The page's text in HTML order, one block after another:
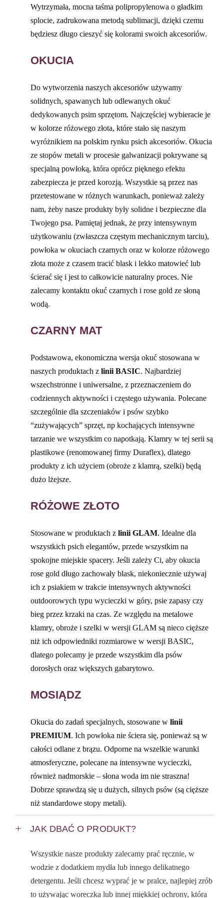
Wytrzymała, mocna taśma polipropylenowa o gładkim
splocie, zadrukowana metodą sublimacji, dzięki czemu
będziesz długo cieszyć się kolorami swoich akcesoriów.
OKUCIA
Do wytworzenia naszych akcesoriów używamy
solidnych, spawanych lub odlewanych okuć
dedykowanych psim sprzętom. Najczęściej wybieracie je
w kolorze różowego złota, które stało się naszym
wyróżnikiem na polskim rynku psich akcesoriów. Okucia
ze stopów metali w procesie galwanizacji pokrywane są
specjalną powłoką, która oprócz pięknego efektu
zabezpiecza je przed korozją. Wszystkie są przez nas
przetestowane w różnych warunkach, ponieważ zależy
nam, żeby nasze produkty były solidne i bezpieczne dla
Twojego psa. Pamiętaj jednak, że przy intensywnym
użytkowaniu (zwłaszcza częstym mechanicznym tarciu),
powłoka w okuciach czarnych oraz w kolorze różowego
złota może z czasem tracić blask i lekko matowieć lub
ścierać się i jest to całkowicie naturalny proces. Nie
zalecamy kontaktu okuć czarnych i rose gold ze słoną
wodą.
CZARNY MAT
Podstawowa, ekonomiczna wersja okuć stosowana w
naszych produktach zlinii BASIC. Najbardziej
wszechstronne i uniwersalne, z przeznaczeniem do
codziennych aktywności i częstego używania. Polecane
szczególnie dla szczeniaków i psów szybko
“zużywających” sprzęt, np kochających intensywne
tarzanie we wszystkim co napotkają. Klamry w tej serii są
plastikowe (renomowanej firmy Duraflex), dlatego
produkty z ich użyciem (obroże z klamrą, szelki) będą
dużo lżejsze.
RÓŻOWE ZŁOTO
Stosowane w produktach zlinii GLAM. Idealne dla
wszystkich psich elegantów, przede wszystkim na
spokojne miejskie spacery. Jeśli zależy Ci, aby okucia
rose gold długo zachowały blask, niekoniecznie używaj
ich z psiakiem w trakcie intensywnych aktywności
outdoorowych typu wycieczki w góry, psie zapasy czy
bieg przez krzaki na czas. Ze względu na metalowe
klamry, obroże i szelki w wersji GLAM są nieco cięższe
niż ich odpowiedniki rozmiarowe w wersji BASIC,
dlatego polecamy je przede wszystkim dla psów
dorosłych oraz większych gabarytowo.
MOSIĄDZ
Okucia do zadań specjalnych, stosowane w linii
PREMIUM. Ich powłoka nie ściera się, ponieważ są w
całości odlane z brązu. Odporne na wszelkie warunki
atmosferyczne, polecane na intensywne wycieczki,
również nadmorskie – słona woda im nie straszna!
Dobrze sprawdzą się u dużych, silnych psów (są cięższe
niż standardowe stopy metali).
JAK DBAĆ O PRODUKT?
Wszystkie nasze produkty zalecamy prać ręcznie, w
wodzie z dodatkiem mydła lub innego delikatnego
detergentu. Jeśli chcesz wyprać je w pralce, najlepiej zrób
to używając woreczka lub innej miękkiej ochrony, która